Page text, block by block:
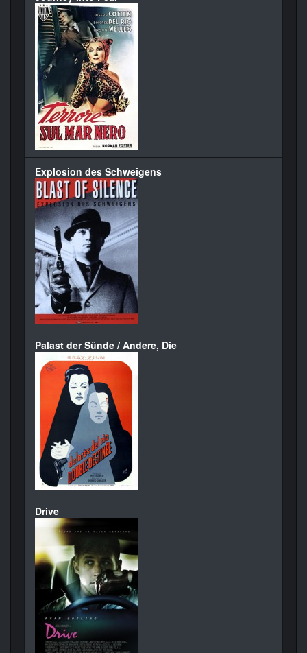
Explosion des Schweigens
Palast der Sünde / Andere, Die
Drive